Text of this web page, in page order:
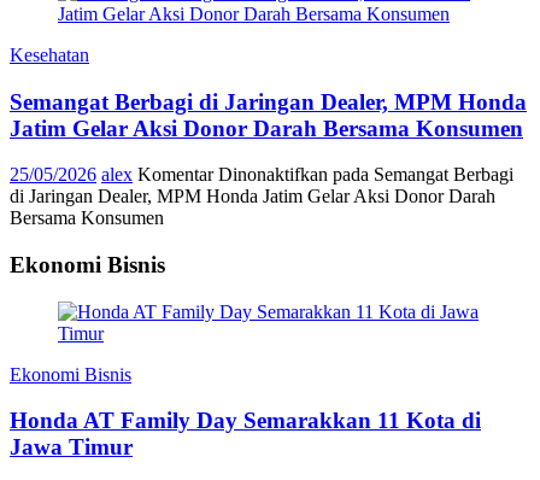
Kesehatan
Semangat Berbagi di Jaringan Dealer, MPM Honda
Jatim Gelar Aksi Donor Darah Bersama Konsumen
25/05/2026 alex Komentar Dinonaktifkan pada Semangat Berbagi
di Jaringan Dealer, MPM Honda Jatim Gelar Aksi Donor Darah
Bersama Konsumen
Ekonomi Bisnis
Ekonomi Bisnis
Honda AT Family Day Semarakkan 11 Kota di
Jawa Timur